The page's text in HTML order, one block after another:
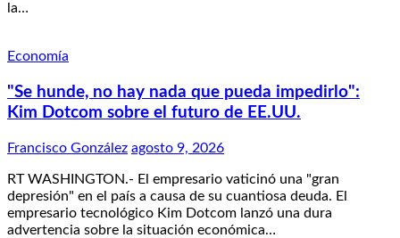
la…
Economía
"Se hunde, no hay nada que pueda impedirlo":
Kim Dotcom sobre el futuro de EE.UU.
Francisco González agosto 9, 2026
RT WASHINGTON.- El empresario vaticinó una "gran
depresión" en el país a causa de su cuantiosa deuda. El
empresario tecnológico Kim Dotcom lanzó una dura
advertencia sobre la situación económica…